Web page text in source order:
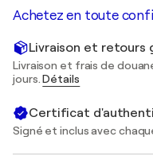
Achetez en toute
Livraison et retours
Livraison et frais de
jours.Détails
Certificat
Signé et inclus avec